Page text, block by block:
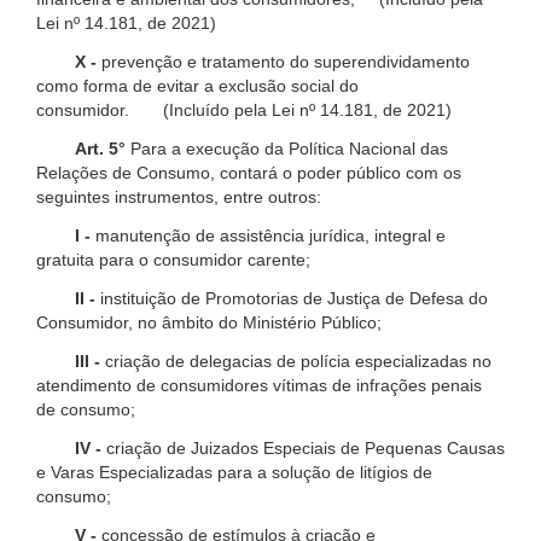
Lei nº 14.181, de 2021)
X - prevenção e tratamento do superendividamento
como forma de evitar a exclusão social do
consumidor. (Incluído pela Lei nº 14.181, de 2021)
Art. 5° Para a execução da Política Nacional das
Relações de Consumo, contará o poder público com os
seguintes instrumentos, entre outros:
I - manutenção de assistência jurídica, integral e
gratuita para o consumidor carente;
II - instituição de Promotorias de Justiça de Defesa do
Consumidor, no âmbito do Ministério Público;
III - criação de delegacias de polícia especializadas no
atendimento de consumidores vítimas de infrações penais
de consumo;
IV - criação de Juizados Especiais de Pequenas Causas
e Varas Especializadas para a solução de litígios de
consumo;
V - concessão de estímulos à criação e